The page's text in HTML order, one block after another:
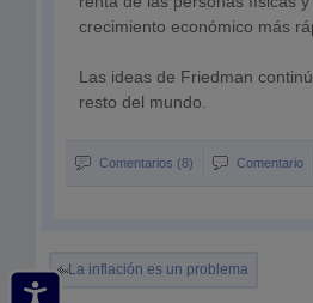
crecimiento económico más
Las ideas de Friedman
resto del mundo.
Comentarios (8) Comentario
La inflación es un problema